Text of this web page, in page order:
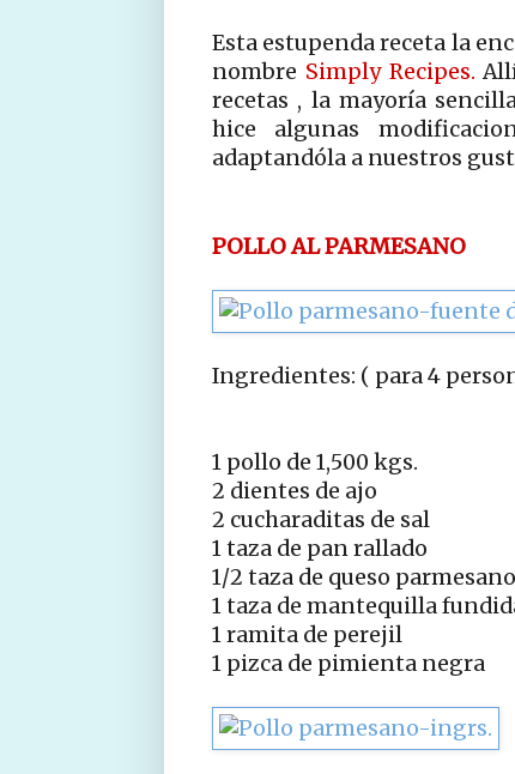
Esta estupenda receta la
nombre Simply Recipes.
recetas , la mayoría
hice algunas
adaptandóla a nuestros
POLLO AL PARMESANO
Ingredientes: ( para 4
1 pollo de 1,500 kgs.
2 dientes de ajo
2 cucharaditas de sal
1 taza de pan rallado
1/2 taza de queso
1 taza de mantequilla
1 ramita de perejil
1 pizca de pimienta negra